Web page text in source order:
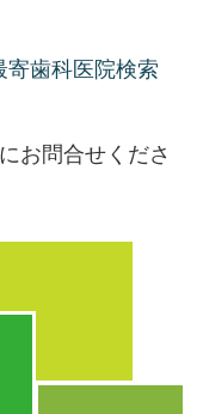
寄歯科医院検索
お問合せくださ